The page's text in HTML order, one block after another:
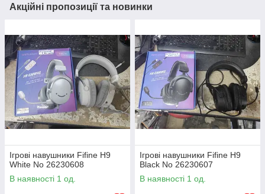
Акційні пропозиції та новинки
Ігрові навушники Fifine H9
White No 26230608
В наявності 1 од.
Ігрові навушники Fifine H9
Black No 26230607
В наявності 1 од.